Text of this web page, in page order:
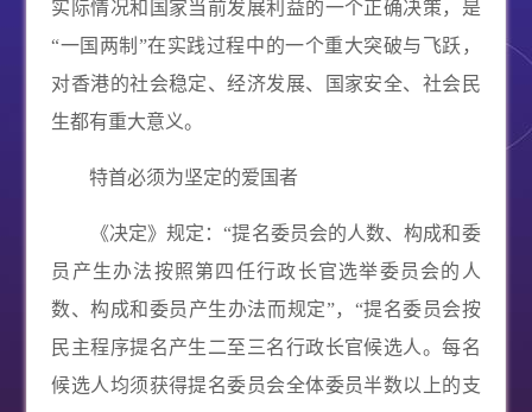
实际情况和国家当前发展利益的一个正确决策，是
“一国两制”在实践过程中的一个重大突破与飞跃，
对香港的社会稳定、经济发展、国家安全、社会民
生都有重大意义。
特首必须为坚定的爱国者
《决定》规定：“提名委员会的人数、构成和委
员产生办法按照第四任行政长官选举委员会的人
数、构成和委员产生办法而规定”，“提名委员会按
民主程序提名产生二至三名行政长官候选人。每名
候选人均须获得提名委员会全体委员半数以上的支